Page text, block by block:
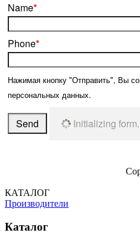
Name*
Phone*
Нажимая кнопку "Отправить", Вы
персональных данных.
Send Initializing
КАТАЛОГ
Производители
Каталог